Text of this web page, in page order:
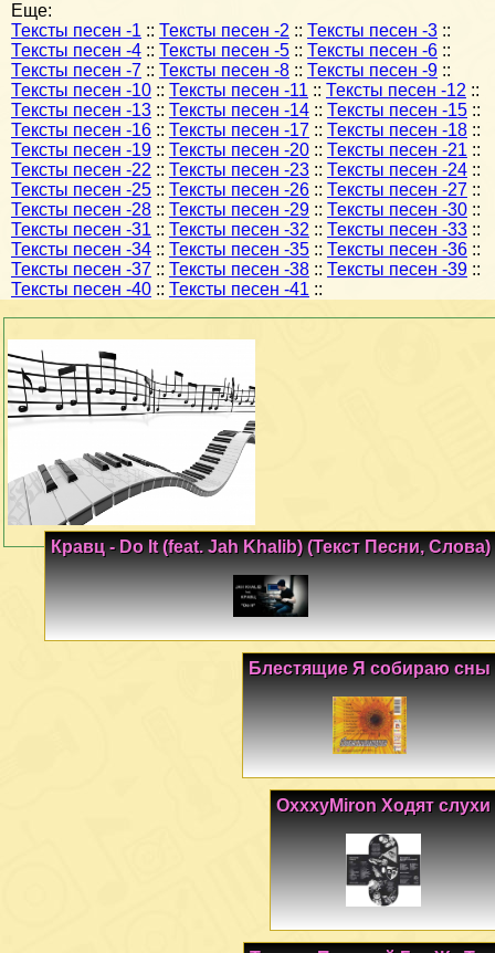
Еще:
Тексты песен -1 :: Тексты песен -2 :: Тексты песен -3 ::
Тексты песен -4 :: Тексты песен -5 :: Тексты песен -6 ::
Тексты песен -7 :: Тексты песен -8 :: Тексты песен -9 ::
Тексты песен -10 :: Тексты песен -11 :: Тексты песен -12 ::
Тексты песен -13 :: Тексты песен -14 :: Тексты песен -15 ::
Тексты песен -16 :: Тексты песен -17 :: Тексты песен -18 ::
Тексты песен -19 :: Тексты песен -20 :: Тексты песен -21 ::
Тексты песен -22 :: Тексты песен -23 :: Тексты песен -24 ::
Тексты песен -25 :: Тексты песен -26 :: Тексты песен -27 ::
Тексты песен -28 :: Тексты песен -29 :: Тексты песен -30 ::
Тексты песен -31 :: Тексты песен -32 :: Тексты песен -33 ::
Тексты песен -34 :: Тексты песен -35 :: Тексты песен -36 ::
Тексты песен -37 :: Тексты песен -38 :: Тексты песен -39 ::
Тексты песен -40 :: Тексты песен -41 ::
Кравц - Do It (feat. Jah Khalib) (Текст Песни, Слова)
Блестящие Я собираю сны
OxxxyMiron Ходят слухи